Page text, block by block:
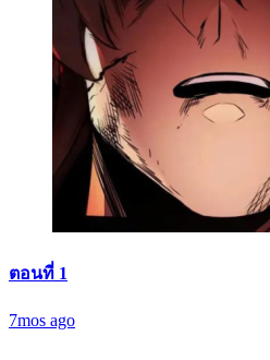
ตอนที่ 1
7mos ago